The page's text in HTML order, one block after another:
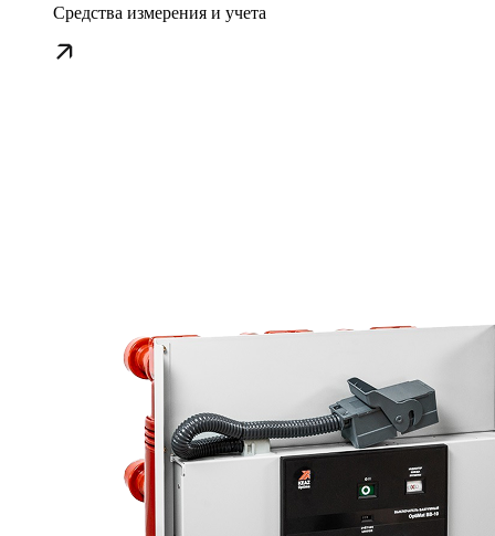
Средства измерения и учета